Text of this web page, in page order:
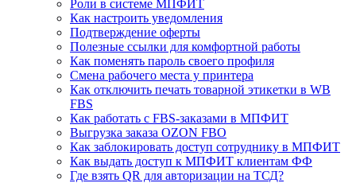
Роли в системе МПФИТ
Как настроить уведомления
Подтверждение оферты
Полезные ссылки для комфортной работы
Как поменять пароль своего профиля
Смена рабочего места у принтера
Как отключить печать товарной этикетки в WB
FBS
Как работать с FBS-заказами в МПФИТ
Выгрузка заказа OZON FBO
Как заблокировать доступ сотруднику в МПФИТ
Как выдать доступ к МПФИТ клиентам ФФ
Где взять QR для авторизации на ТСД?